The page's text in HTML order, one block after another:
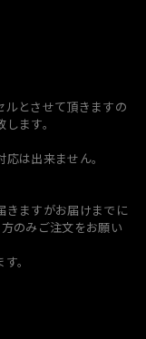
ルとさせて頂きますの
ます。
は出来ません。
きますがお届けまでに
のみご注文をお願い
。